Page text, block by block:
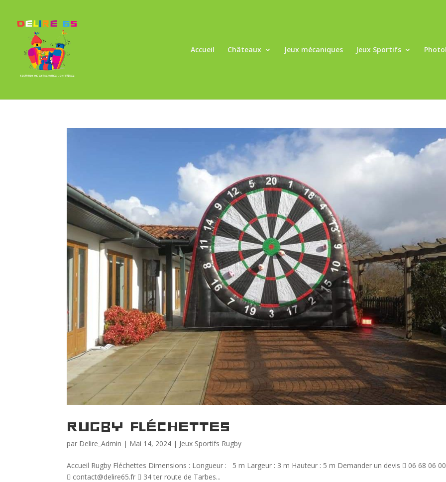
Accueil Châteaux Jeux mécaniques Jeux Sportifs
Rugby Fléchettes
par Delire_Admin | Mai 14, 2024 | Jeux Sportifs Rugby
Accueil Rugby Fléchettes Dimensions : Longueur : 5 m Largeur : 3 m Hauteur : 5 m Demander un devis  06 68 06
 contact@delire65.fr  34 ter route de Tarbes...